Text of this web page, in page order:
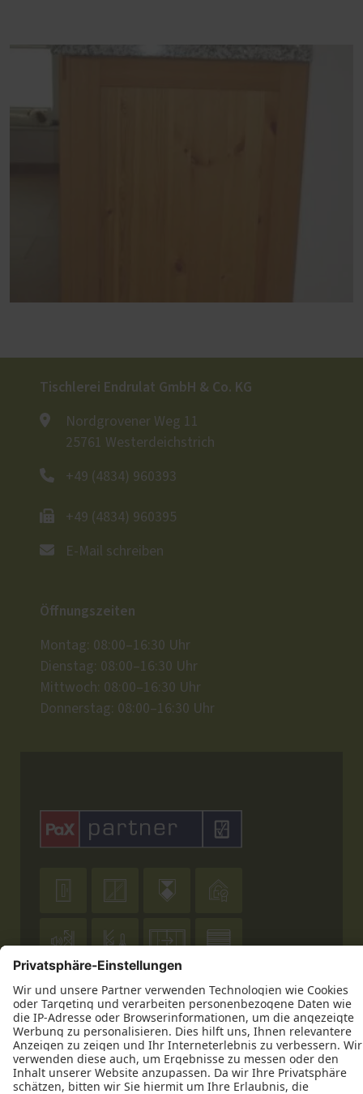
Tischlerei Endrulat GmbH & Co. KG
Nordgrovener Weg 11
25761 Westerdeichstrich
+49 (4834) 960393
+49 (4834) 960395
E-Mail schreiben
Öffnungszeiten
Montag: 08:00–16:30 Uhr
Dienstag: 08:00–16:30 Uhr
Mittwoch: 08:00–16:30 Uhr
Donnerstag: 08:00–16:30 Uhr
  
   
  